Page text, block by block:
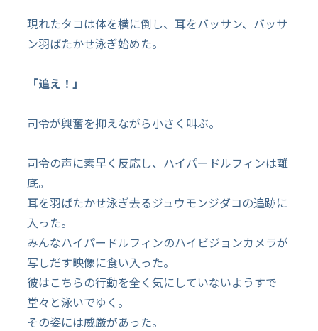
現れたタコは体を横に倒し、耳をバッサン、バッサ
ン羽ばたかせ泳ぎ始めた。
「追え！」
司令が興奮を抑えながら小さく叫ぶ。
司令の声に素早く反応し、ハイパードルフィンは離
底。
耳を羽ばたかせ泳ぎ去るジュウモンジダコの追跡に
入った。
みんなハイパードルフィンのハイビジョンカメラが
写しだす映像に食い入った。
彼はこちらの行動を全く気にしていないようすで
堂々と泳いでゆく。
その姿には威厳があった。